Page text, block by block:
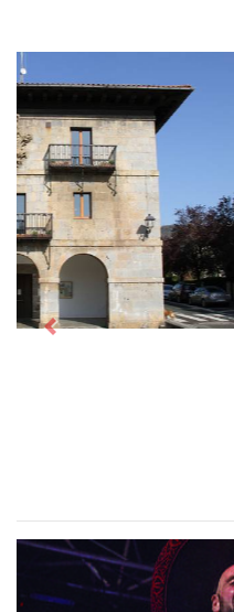
Previous